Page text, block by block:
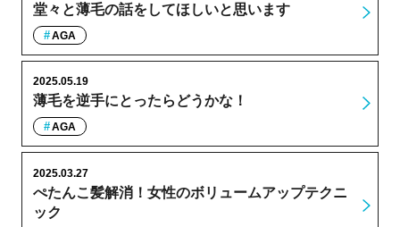
堂々と薄毛の話をしてほしいと思います
AGA
薄毛を逆手にとったらどうかな！
2025.05.19
AGA
ぺたんこ髪解消！女性のボリュームアップテクニ
ック
2025.03.27